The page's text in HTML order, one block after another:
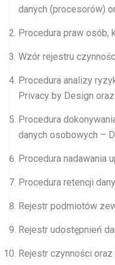
danych (procesorów)
Procedura praw osób,
Wzór rejestru
Procedura analizy
Privacy by Design
Procedura
danych osobowych –
Procedura nadawania
Procedura retencji
Rejestr podmiotów
Rejestr udostępnień
Rejestr czynności